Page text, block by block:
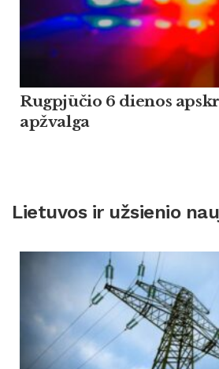
Rugpjūčio 6 dienos
apžvalga
Lietuvos ir užsienio